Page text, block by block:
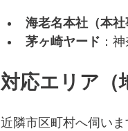
海老名本社（本社
茅ヶ崎ヤード ：
対応エリア（
近隣市区町村へ伺いま